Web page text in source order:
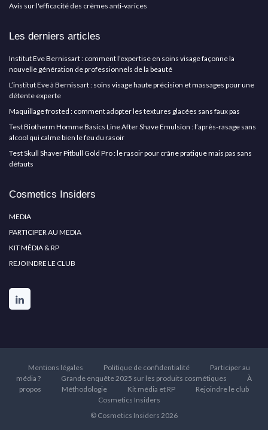
Avis sur l'efficacité des crèmes anti-varices
Les derniers articles
Institut Eve Bernissart : comment l’expertise en soins visage façonne la
nouvelle génération de professionnels de la beauté
L’institut Eve à Bernissart : soins visage haute précision et massages pour une
détente experte
Maquillage frosted : comment adopter les textures glacées sans faux pas
Test Biotherm Homme Basics Line After Shave Emulsion : l’après-rasage sans
alcool qui calme bien le feu du rasoir
Test Skull Shaver Pitbull Gold Pro : le rasoir pour crâne pratique mais pas sans
défauts
Cosmetics Insiders
MEDIA
PARTICIPER AU MEDIA
KIT MÉDIA & RP
REJOINDRE LE CLUB
Mentions légales Politique de confidentialité
Participer au
média ?
Grande enquête 2025 sur les produits cosmétiques
À
propos
Méthodologie Kit média et RP
Rejoindre le club
Cosmetics Insiders
© Cosmetics Insiders 2026